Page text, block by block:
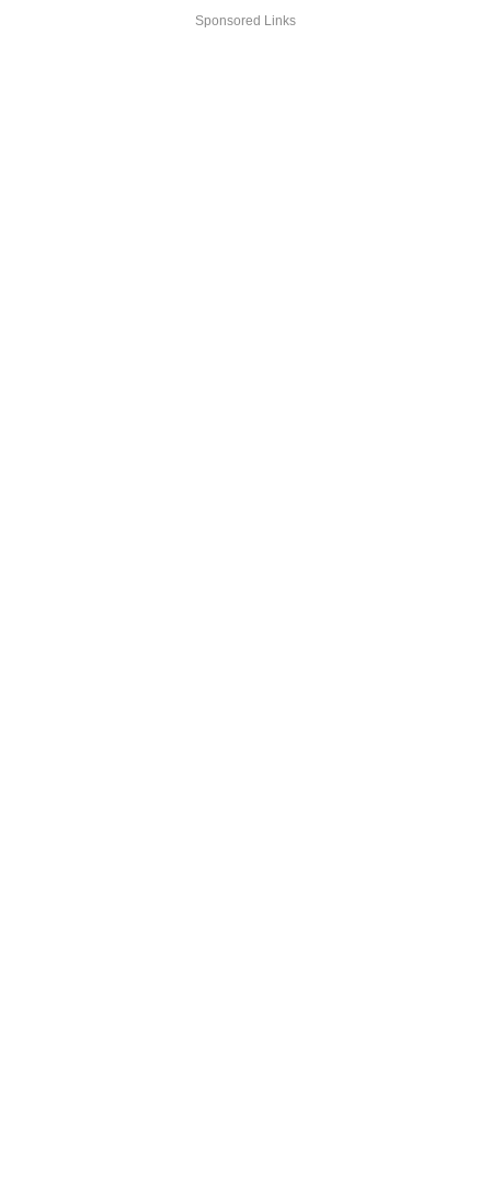
Sponsored Links